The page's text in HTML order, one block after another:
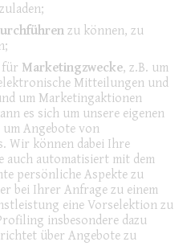
zu können, zu
Marketingzwecke, z.B. um
Mitteilungen und
um Marketingaktionen
es sich um unsere eigenen
Angebote von
Wir können dabei Ihre
auch automatisiert mit dem
persönliche Aspekte zu
bei Ihrer Anfrage zu einem
eine Vorselektion zu
insbesondere dazu
über Angebote zu